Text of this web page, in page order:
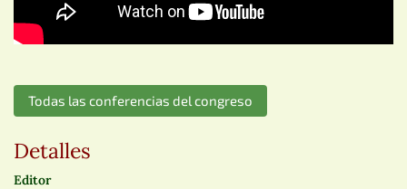
Todas las conferencias del congreso
Detalles
Editor